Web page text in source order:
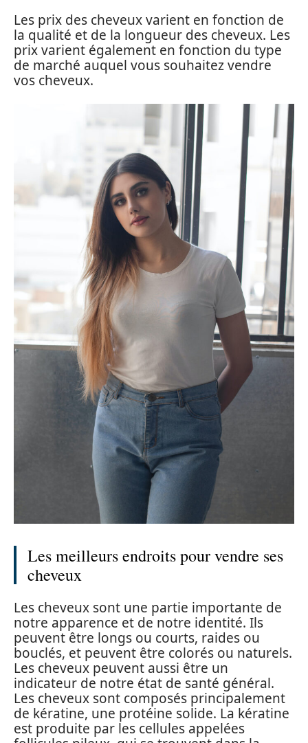
Les prix des cheveux varient en fonction de
la qualité et de la longueur des cheveux. Les
prix varient également en fonction du type
de marché auquel vous souhaitez vendre
vos cheveux.
Les meilleurs endroits pour vendre ses
cheveux
Les cheveux sont une partie importante de
notre apparence et de notre identité. Ils
peuvent être longs ou courts, raides ou
bouclés, et peuvent être colorés ou naturels.
Les cheveux peuvent aussi être un
indicateur de notre état de santé général.
Les cheveux sont composés principalement
de kératine, une protéine solide. La kératine
est produite par les cellules appelées